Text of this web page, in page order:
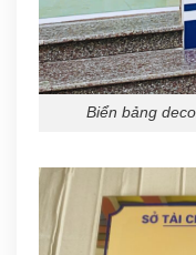
Biển bảng